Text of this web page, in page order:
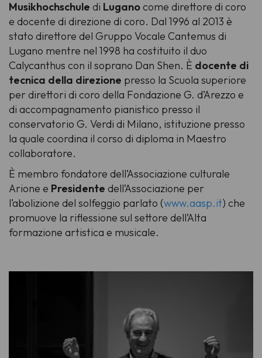
Musikhochschule di Luganocome direttore di coro
e docente di direzione di coro. Dal 1996 al 2013 è
stato direttore del Gruppo Vocale Cantemus di
Lugano mentre nel 1998 ha costituito il duo
Calycanthus con il soprano Dan Shen. È docente di
tecnica della direzione presso la Scuola superiore
per direttori di coro della Fondazione G. d’Arezzo e
di accompagnamento pianistico presso il
conservatorio G. Verdi di Milano, istituzione presso
la quale coordina il corso di diploma in Maestro
collaboratore.
È membro fondatore dell’Associazione culturale
Arione e Presidente dell’Associazione per
l’abolizione del solfeggio parlato (www.aasp.it) che
promuove la riflessione sul settore dell’Alta
formazione artistica e musicale.